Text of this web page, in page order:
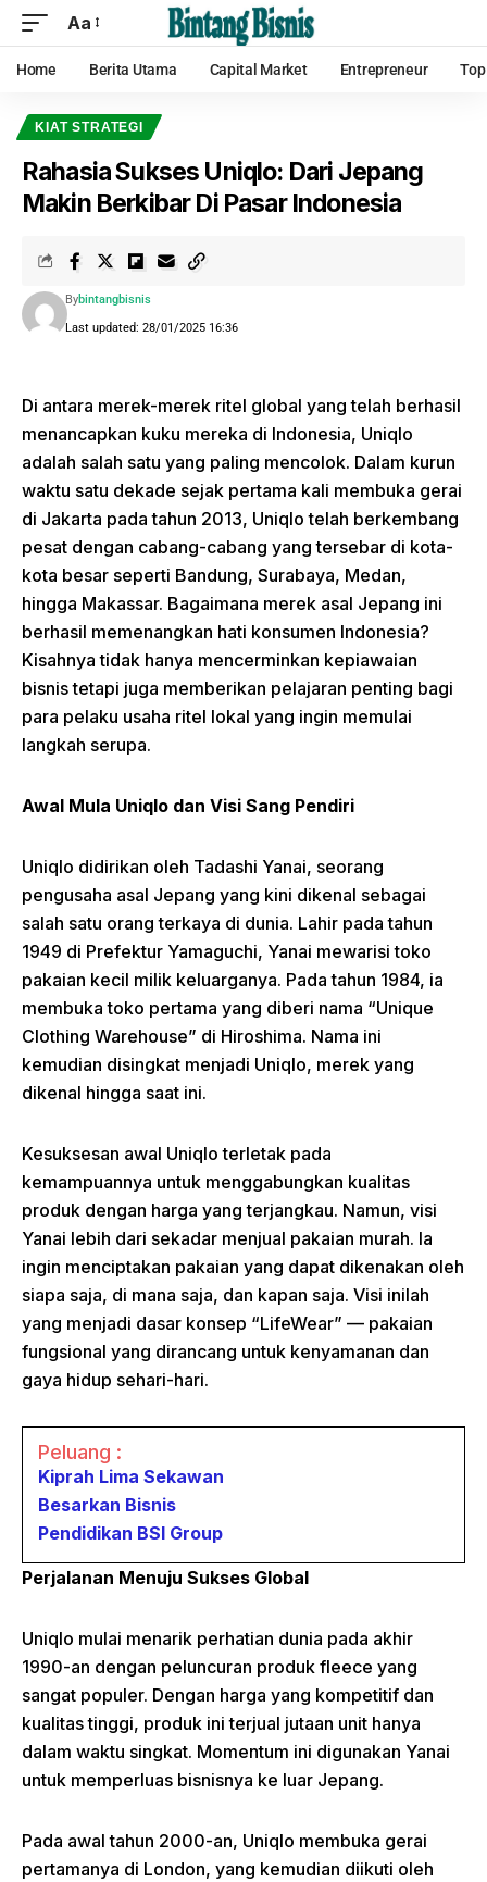
Aa
Home Berita Utama Capital Market Entrepreneur
KIAT STRATEGI
Rahasia Sukses Uniqlo: Dari Jepang
Makin Berkibar Di Pasar Indonesia
Last updated: 28/01/2025 16:36
Bybintangbisnis
Di antara merek-merek ritel global yang telah berhasil
menancapkan kuku mereka di Indonesia, Uniqlo
adalah salah satu yang paling mencolok. Dalam kurun
waktu satu dekade sejak pertama kali membuka gerai
di Jakarta pada tahun 2013, Uniqlo telah berkembang
pesat dengan cabang-cabang yang tersebar di kota-
kota besar seperti Bandung, Surabaya, Medan,
hingga Makassar. Bagaimana merek asal Jepang ini
berhasil memenangkan hati konsumen Indonesia?
Kisahnya tidak hanya mencerminkan kepiawaian
bisnis tetapi juga memberikan pelajaran penting bagi
para pelaku usaha ritel lokal yang ingin memulai
langkah serupa.
Awal Mula Uniqlo dan Visi Sang Pendiri
Uniqlo didirikan oleh Tadashi Yanai, seorang
pengusaha asal Jepang yang kini dikenal sebagai
salah satu orang terkaya di dunia. Lahir pada tahun
1949 di Prefektur Yamaguchi, Yanai mewarisi toko
pakaian kecil milik keluarganya. Pada tahun 1984, ia
membuka toko pertama yang diberi nama “Unique
Clothing Warehouse” di Hiroshima. Nama ini
kemudian disingkat menjadi Uniqlo, merek yang
dikenal hingga saat ini.
Kesuksesan awal Uniqlo terletak pada
kemampuannya untuk menggabungkan kualitas
produk dengan harga yang terjangkau. Namun, visi
Yanai lebih dari sekadar menjual pakaian murah. Ia
ingin menciptakan pakaian yang dapat dikenakan oleh
siapa saja, di mana saja, dan kapan saja. Visi inilah
yang menjadi dasar konsep “LifeWear” — pakaian
fungsional yang dirancang untuk kenyamanan dan
gaya hidup sehari-hari.
Peluang :
Kiprah Lima Sekawan
Besarkan Bisnis
Pendidikan BSI Group
Perjalanan Menuju Sukses Global
Uniqlo mulai menarik perhatian dunia pada akhir
1990-an dengan peluncuran produk fleece yang
sangat populer. Dengan harga yang kompetitif dan
kualitas tinggi, produk ini terjual jutaan unit hanya
dalam waktu singkat. Momentum ini digunakan Yanai
untuk memperluas bisnisnya ke luar Jepang.
Pada awal tahun 2000-an, Uniqlo membuka gerai
pertamanya di London, yang kemudian diikuti oleh